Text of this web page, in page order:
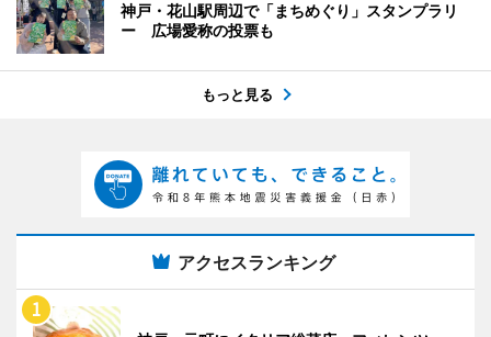
神戸・花山駅周辺で「まちめぐり」スタンプラリ
ー 広場愛称の投票も
もっと見る
アクセスランキング